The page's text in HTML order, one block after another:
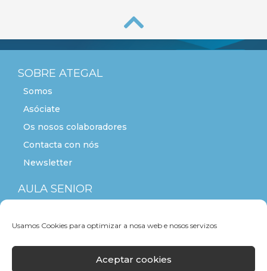
Usamos Cookies para optimizar a nosa web e nosos servizos
Aceptar cookies
SOBRE ATEGAL
Somos
Asóciate
Os nosos colaboradores
Contacta con nós
Newsletter
AULA SENIOR